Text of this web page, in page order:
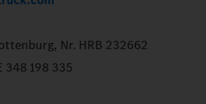
Nr. HRB 232662
198 335